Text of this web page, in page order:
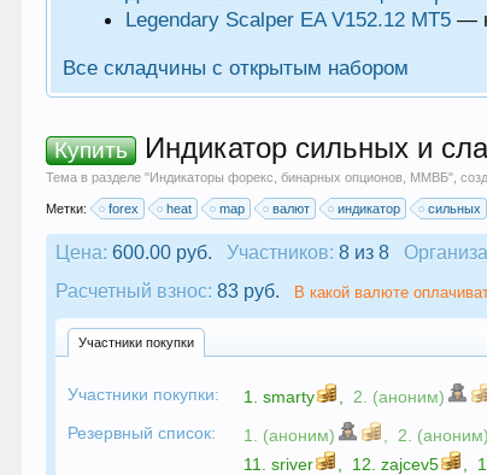
Legendary Scalper EA V152.12 MT5 —
Все складчины с открытым набором
Купить Индикатор сильных и
Тема в разделе "Индикаторы форекс, бинарных опционов, ММВБ",
Метки: forex heat map валют индикатор сильных
Цена: 600.00 руб. Участников: 8 из 8
Расчетный взнос: 83 руб. В какой валюте
Участники покупки
Участники покупки: 1.smarty 2. (аноним)
Резервный список:
1. (аноним) 2. (аноним)
11.sriver 12.zajcev5